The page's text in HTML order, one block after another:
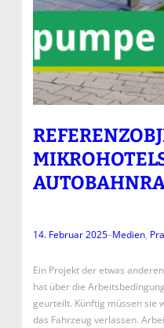
14. Februar 2025–Medien,
Ein Projekt der etwas
hat über die
geurteilt. Künftig müssen sie
das Fahrzeug verlassen.